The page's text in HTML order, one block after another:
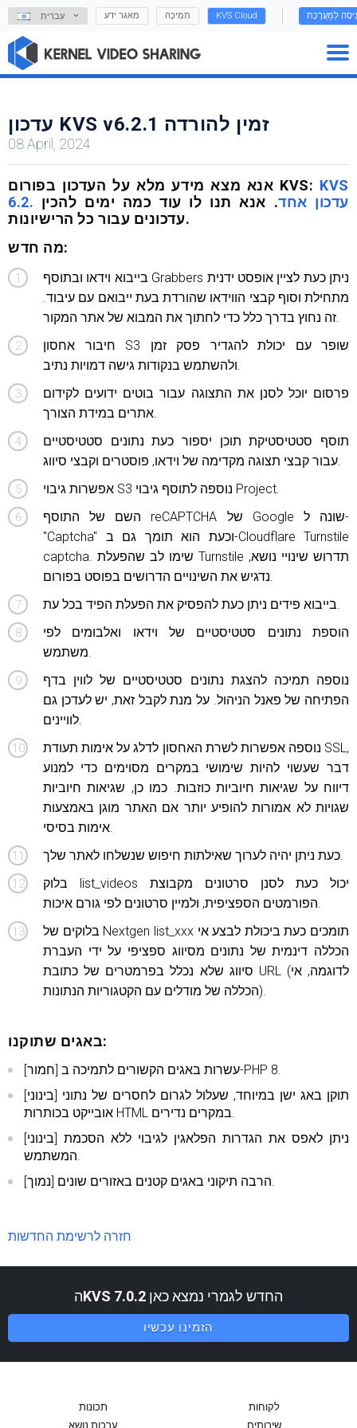
עִברִית מאגר ידע תְמִיכָה KVS Cloud לַמַעֲרֶכֶת
עדכון KVS v6.2.1 זמין להורדה
08 April, 2024
אנא מצא מידע מלא על העדכון בפורום KVS: KVS
6.2. עדכון אחד. אנא תנו לו עוד כמה ימים להכין
עדכונים עבור כל הרישיונות.
מה חדש:
בייבוא ​​וידאו ובתוסף Grabbers ניתן כעת לציין אופסט ידנית
מתחילת וסוף קבצי הווידאו שהורדת בעת ייבואם עם עיבוד.
זה נחוץ בדרך כלל כדי לחתוך את המבוא של אתר המקור.
חיבור אחסון S3 שופר עם יכולת להגדיר פסק זמן
ולהשתמש בנקודות גישה דמויות נתיב.
פרסום יוכל לסנן את התצוגה עבור בוטים ידועים לקידום
אתרים במידת הצורך.
תוסף סטטיסטיקת תוכן יספור כעת נתונים סטטיסטיים
עבור קבצי תצוגה מקדימה של וידאו, פוסטרים וקבצי סיווג.
אפשרות גיבוי S3 נוספה לתוסף גיבוי Project.
השם של התוסף reCAPTCHA של Google שונה ל-
"Captcha" וכעת הוא תומך גם ב-Cloudflare Turnstile
captcha. שימו לב שהפעלת Turnstile תדרוש שינויי נושא,
נדגיש את השינויים הדרושים בפוסט בפורום.
בייבוא ​​פידים ניתן כעת להפסיק את הפעלת הפיד בכל עת.
הוספת נתונים סטטיסטיים של וידאו ואלבומים לפי
משתמש.
נוספה תמיכה להצגת נתונים סטטיסטיים של לווין בדף
הפתיחה של פאנל הניהול. על מנת לקבל זאת, יש לעדכן גם
לוויינים.
נוספה אפשרות לשרת האחסון לדלג על אימות תעודת SSL,
דבר שעשוי להיות שימושי במקרים מסוימים כדי למנוע
דיווח על שגיאות חיוביות כוזבות. כמו כן, שגיאות חיוביות
שגויות לא אמורות להופיע יותר אם האתר מוגן באמצעות
אימות בסיסי.
כעת ניתן יהיה לערוך שאילתות חיפוש שנשלחו לאתר שלך.
בלוק list_videos יכול כעת לסנן סרטונים מקבוצת
הפורמטים הספציפית, ולמיין סרטונים לפי גורם איכות.
בלוקים של Nextgen list_xxx תומכים כעת ביכולת לבצע אי
הכללה דינמית של נתונים מסיווג ספציפי על ידי העברת
סיווג שלא נכלל בפרמטרים של כתובת URL (לדוגמה, אי
הכללה של מודלים עם הקטגוריות הנתונות).
באגים שתוקנו:
[חמור] עשרות באגים הקשורים לתמיכה ב-PHP 8.
[בינוני] תוקן באג ישן במיוחד, שעלול לגרום לחסרים של נתוני
אובייקט בכותרות HTML במקרים נדירים.
[בינוני] ניתן לאפס את הגדרות הפלאגין לגיבוי ללא הסכמת
המשתמש.
[נמוך] הרבה תיקוני באגים קטנים באזורים שונים.
חזרה לרשימת החדשות
הKVS 7.0.2 החדש לגמרי נמצא כאן
הזמינו עכשיו
תכונות
לקוחות
ערכות נושא
שירותים